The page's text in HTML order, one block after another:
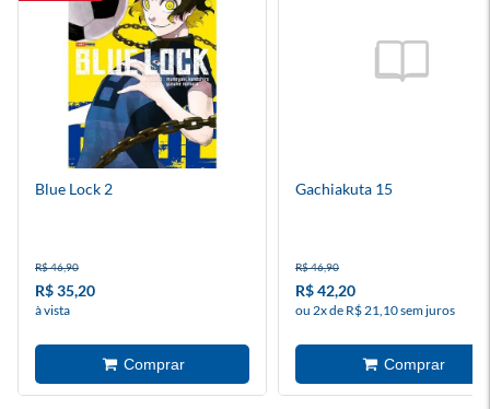
Blue Lock 2
R$ 46,90
R$ 35,20
à vista
Gachiakuta 15
R$ 46,90
R$ 42,20
ou 2x de R$ 21,10 sem juros